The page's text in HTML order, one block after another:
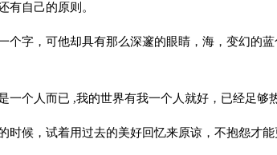
有自己的原则。
字，可他却具有那么深邃的眼睛，海，变幻的蓝
个人而已 ,我的世界有我一个人就好，已经足够热
候，试着用过去的美好回忆来原谅，不抱怨才能